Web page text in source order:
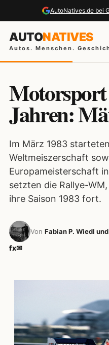
AutoNatives.de bei
AUTONATIVES
Autos. Menschen.
Jahren:
Im März 1983
Weltmeiszerschaft
Europameisterschaft
setzten die Rallye-
ihre Saison 1983 fort.
Von Fabian P. Wiedl
fx✉